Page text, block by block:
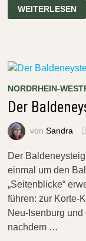
DER
BEI
WEITERLESEN
NORDRHEIN-
Der
von Sandra
Der
einmal um den
„Seitenblicke“
führen: zur Korte-
Neu-Isenburg
nachdem …